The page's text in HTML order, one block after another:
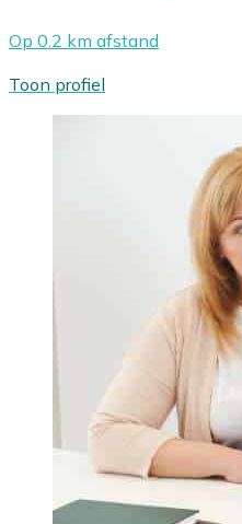
Op 0.2 km afstand
Toon profiel